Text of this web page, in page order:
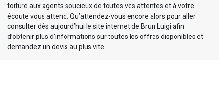
toiture aux agents soucieux de toutes vos attentes et à votre
écoute vous attend. Qu’attendez-vous encore alors pour aller
consulter dès aujourd’hui le site internet de Brun Luigi afin
d’obtenir plus d’informations sur toutes les offres disponibles et
demandez un devis au plus vite.